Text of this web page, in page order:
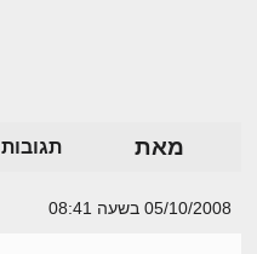
מאת תגובות
05/10/2008 בשעה 08:41